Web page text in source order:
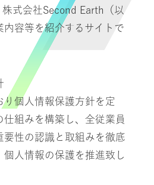
式会社Second Earth（以
内容等を紹介するサイトで
り個人情報保護方針を定
組みを構築し、 全従業員
要性の認識と取組みを徹底
個人情報の保護を推進致し